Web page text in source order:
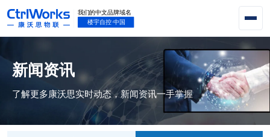
新闻资讯
了解更多康沃思实时动态，新闻资讯一手掌握